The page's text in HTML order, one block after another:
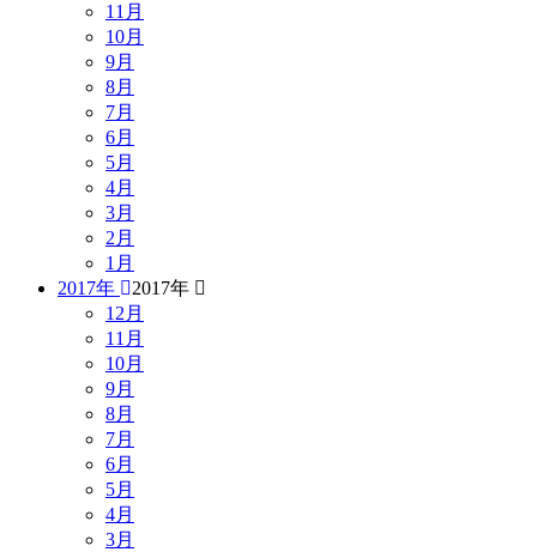
11月
10月
9月
8月
7月
6月
5月
4月
3月
2月
1月
2017年
2017年
12月
11月
10月
9月
8月
7月
6月
5月
4月
3月